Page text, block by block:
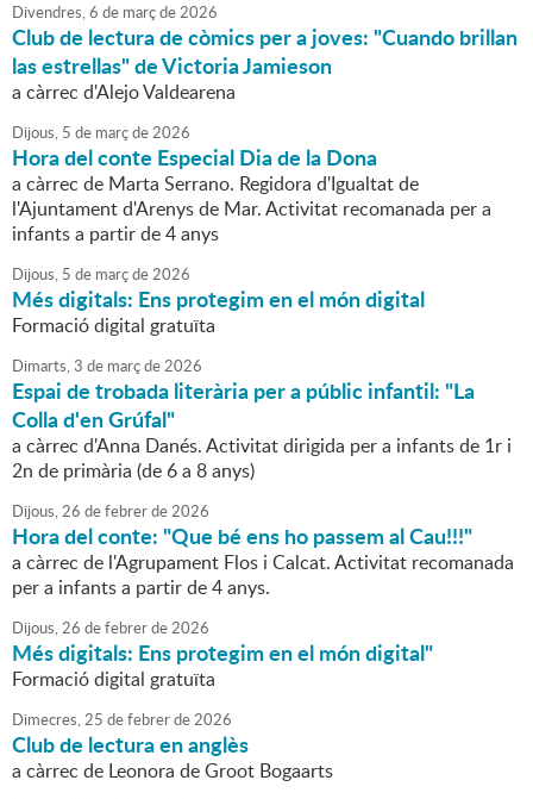
Divendres,6 de marçde2026
Club de lectura de còmics per a joves: "Cuando brillan
las estrellas" de Victoria Jamieson
a càrrec d'Alejo Valdearena
Dijous, 5 de marçde2026
Hora del conte Especial Dia de la Dona
a càrrec de Marta Serrano. Regidora d'Igualtat de
l'Ajuntament d'Arenys de Mar. Activitat recomanada per a
infants a partir de 4 anys
Dijous, 5 de marçde2026
Més digitals: Ens protegim en el món digital
Formació digital gratuïta
Dimarts,3 de marçde2026
Espai de trobada literària per a públic infantil: "La
Colla d'en Grúfal"
a càrrec d'Anna Danés. Activitat dirigida per a infants de 1r i
2n de primària (de 6 a 8 anys)
Dijous,26 defebrerde2026
Hora del conte: "Que bé ens ho passem al Cau!!!"
a càrrec de l'Agrupament Flos i Calcat. Activitat recomanada
per a infants a partir de 4 anys.
Dijous,26 defebrerde2026
Més digitals: Ens protegim en el món digital"
Formació digital gratuïta
Dimecres,25 defebrerde2026
Club de lectura en anglès
a càrrec de Leonora de Groot Bogaarts